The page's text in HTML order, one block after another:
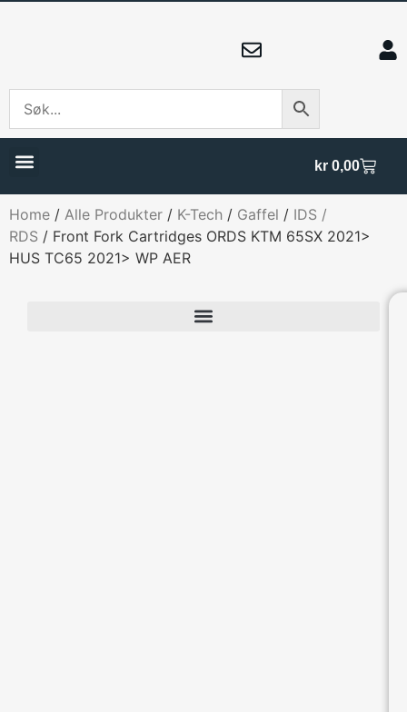
kr 0,00
Home / Alle Produkter / K-Tech / Gaffel / IDS /
RDS / Front Fork Cartridges ORDS KTM 65SX 2021>
HUS TC65 2021> WP AER